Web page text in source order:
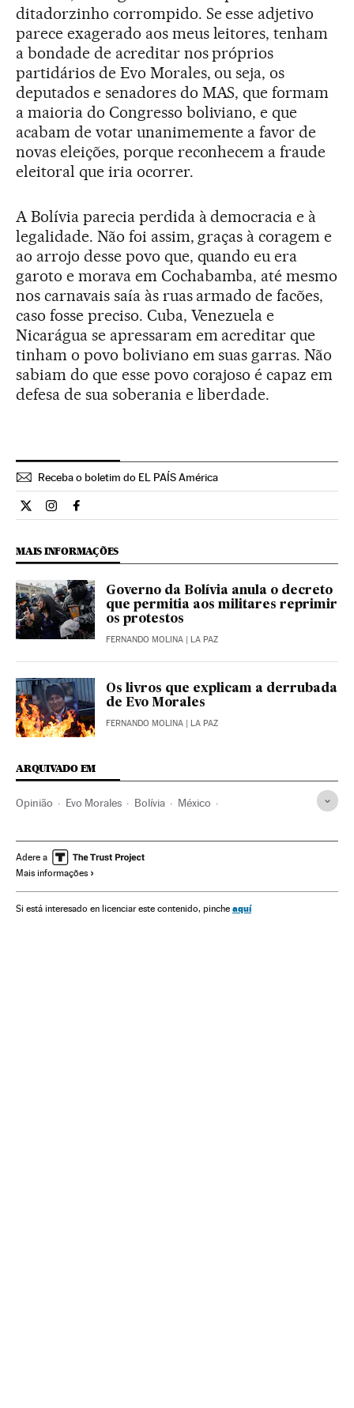
ditadorzinho corrompido. Se esse adjetivo
parece exagerado aos meus leitores, tenham
a bondade de acreditar nos próprios
partidários de Evo Morales, ou seja, os
deputados e senadores do MAS, que formam
a maioria do Congresso boliviano, e que
acabam de votar unanimemente a favor de
novas eleições, porque reconhecem a fraude
eleitoral que iria ocorrer.
A Bolívia parecia perdida à democracia e à
legalidade. Não foi assim, graças à coragem e
ao arrojo desse povo que, quando eu era
garoto e morava em Cochabamba, até mesmo
nos carnavais saía às ruas armado de facões,
caso fosse preciso. Cuba, Venezuela e
Nicarágua se apressaram em acreditar que
tinham o povo boliviano em suas garras. Não
sabiam do que esse povo corajoso é capaz em
defesa de sua soberania e liberdade.
Receba o boletim do EL PAÍS América
Opiniao El País Brasil en Twitter
Opiniao El País Brasil en Instagram
Opiniao El País Brasil en Facebook
MAIS INFORMAÇÕES
Governo da Bolívia anula o decreto
que permitia aos militares reprimir
os protestos
FERNANDO MOLINA | LA PAZ
Os livros que explicam a derrubada
de Evo Morales
FERNANDO MOLINA | LA PAZ
ARQUIVADO EM
Opinião Evo Morales Bolívia México
América Política
Adere a
Mais informações
Si está interesado en licenciar este contenido, pinche aquí